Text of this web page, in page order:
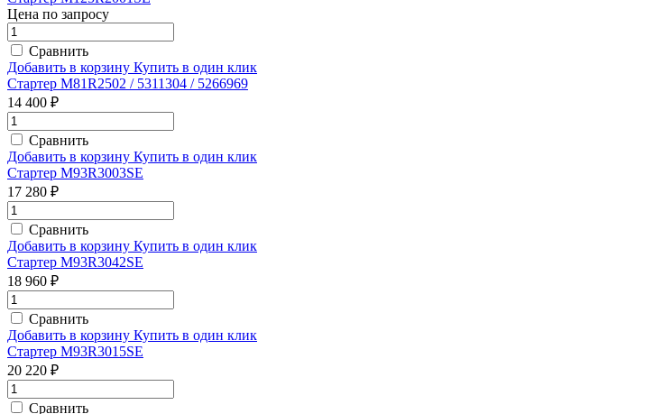
Цена по запросу
Сравнить
Добавить в корзину Купить в один клик
Стартер M81R2502 / 5311304 / 5266969
14 400 ₽
Сравнить
Добавить в корзину Купить в один клик
Стартер M93R3003SE
17 280 ₽
Сравнить
Добавить в корзину Купить в один клик
Стартер M93R3042SE
18 960 ₽
Сравнить
Добавить в корзину Купить в один клик
Стартер M93R3015SE
20 220 ₽
Сравнить